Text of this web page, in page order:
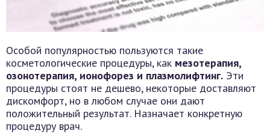
Особой популярностью пользуются такие
косметологические процедуры, как мезотерапия,
озонотерапия, ионофорез и плазмолифтинг. Эти
процедуры стоят не дешево, некоторые доставляют
дискомфорт, но в любом случае они дают
положительный результат. Назначает конкретную
процедуру врач.